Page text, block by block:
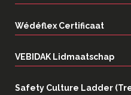
Wédéflex Certificaat
VEBIDAK Lidmaatschap
Safety Culture Ladder